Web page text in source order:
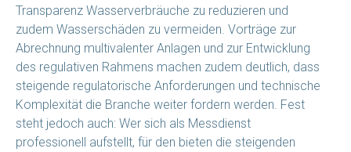
Transparenz Wasserverbräuche zu reduzieren und
zudem Wasserschäden zu vermeiden. Vorträge zur
Abrechnung multivalenter Anlagen und zur Entwicklung
des regulativen Rahmens machen zudem deutlich, dass
steigende regulatorische Anforderungen und technische
Komplexität die Branche weiter fordern werden. Fest
steht jedoch auch: Wer sich als Messdienst
professionell aufstellt, für den bieten die steigenden